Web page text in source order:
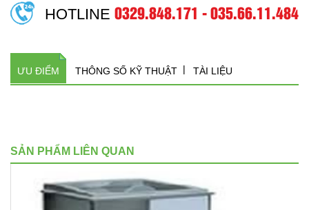
HOTLINE 0329.848.171 - 035.66.11.484
ƯU ĐIỂM THÔNG SỐ KỸ THUẬT TÀI LIỆU
SẢN PHẨM LIÊN QUAN